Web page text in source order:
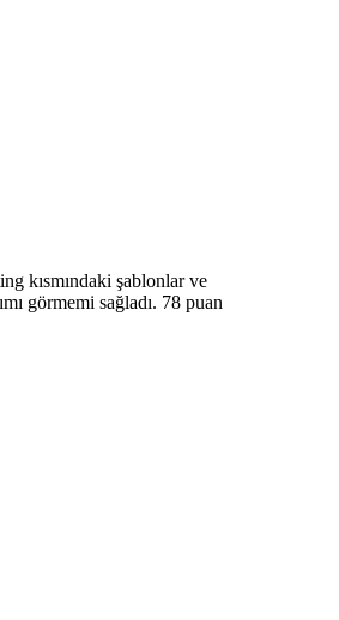
kısmındaki şablonlar ve
görmemi sağladı. 78 puan